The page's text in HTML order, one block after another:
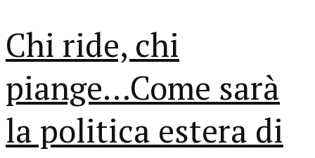
Chi ride, chi
piange…Come sarà
la politica estera di